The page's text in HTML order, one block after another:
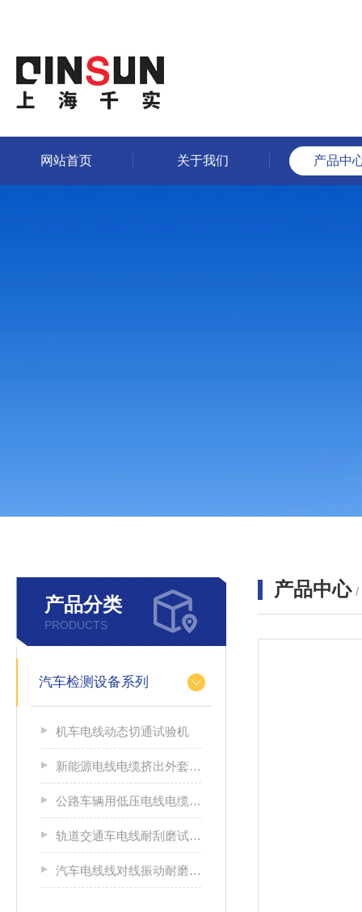
网站首页 关于我们 产品中
产品分类
PRODUCTS
汽车检测设备系列
机车电线动态切通试验机
新能源电线电缆挤出外套刮磨试验仪
公路车辆用低压电线电缆耐刮磨试验机
轨道交通车电线耐刮磨试验机
汽车电线线对线振动耐磨试验机
产品中心 /